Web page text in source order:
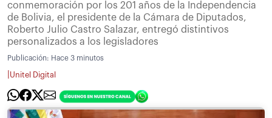
conmemoración por los 201 años de la Independencia
de Bolivia, el presidente de la Cámara de Diputados,
Roberto Julio Castro Salazar, entregó distintivos
personalizados a los legisladores
Publicación: Hace 3 minutos
Unitel Digital